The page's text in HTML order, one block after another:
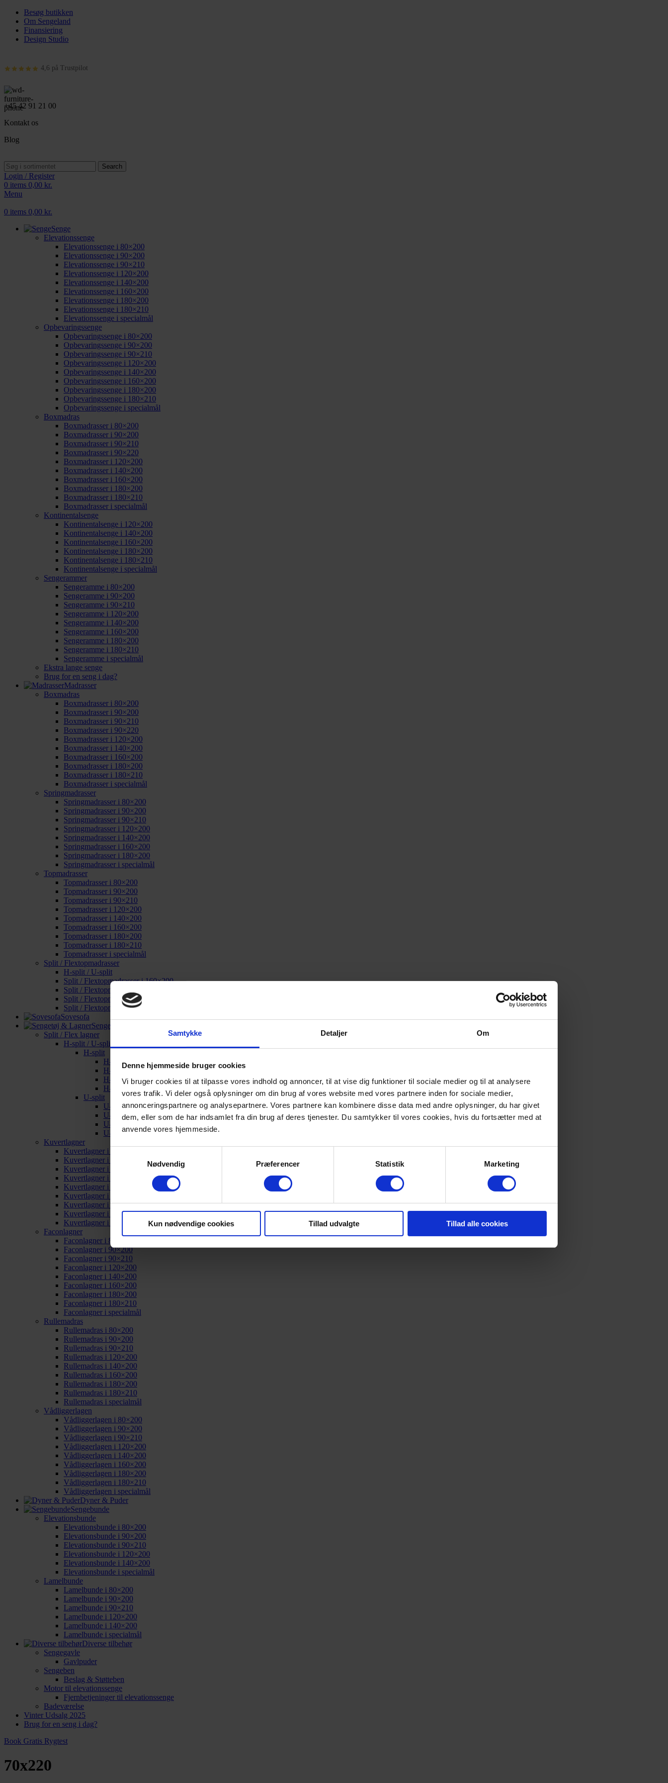
Samtykke Detaljer Om
Denne hjemmeside bruger cookies
Vi bruger cookies til at tilpasse vores indhold og annoncer, til at vise dig funktioner til sociale medier og til at analysere
vores trafik. Vi deler også oplysninger om din brug af vores website med vores partnere inden for sociale medier,
annonceringspartnere og analysepartnere. Vores partnere kan kombinere disse data med andre oplysninger, du har givet
dem, eller som de har indsamlet fra din brug af deres tjenester. Du samtykker til vores cookies, hvis du fortsætter med at
anvende vores hjemmeside.
Nødvendig
Præferencer Statistik Marketing
Kun nødvendige cookies Tillad udvalgte Tillad alle cookies
Besøg butikken
Om Sengeland
Finansiering
Design Studio
4,6 på Trustpilot
+45 42 91 21 00
Kontakt os
Blog
Search
Login / Register
0 items 0,00 kr.
Menu
0 items 0,00 kr.
Senge
Elevationssenge
Elevationssenge i 80×200
Elevationssenge i 90×200
Elevationssenge i 90×210
Elevationssenge i 120×200
Elevationssenge i 140×200
Elevationssenge i 160×200
Elevationssenge i 180×200
Elevationssenge i 180×210
Elevationssenge i specialmål
Opbevaringssenge
Opbevaringssenge i 80×200
Opbevaringssenge i 90×200
Opbevaringssenge i 90×210
Opbevaringssenge i 120×200
Opbevaringssenge i 140×200
Opbevaringssenge i 160×200
Opbevaringssenge i 180×200
Opbevaringssenge i 180×210
Opbevaringssenge i specialmål
Boxmadras
Boxmadrasser i 80×200
Boxmadrasser i 90×200
Boxmadrasser i 90×210
Boxmadrasser i 90×220
Boxmadrasser i 120×200
Boxmadrasser i 140×200
Boxmadrasser i 160×200
Boxmadrasser i 180×200
Boxmadrasser i 180×210
Boxmadrasser i specialmål
Kontinentalsenge
Kontinentalsenge i 120×200
Kontinentalsenge i 140×200
Kontinentalsenge i 160×200
Kontinentalsenge i 180×200
Kontinentalsenge i 180×210
Kontinentalsenge i specialmål
Sengerammer
Sengeramme i 80×200
Sengeramme i 90×200
Sengeramme i 90×210
Sengeramme i 120×200
Sengeramme i 140×200
Sengeramme i 160×200
Sengeramme i 180×200
Sengeramme i 180×210
Sengeramme i specialmål
Ekstra lange senge
Brug for en seng i dag?
Madrasser
Boxmadras
Boxmadrasser i 80×200
Boxmadrasser i 90×200
Boxmadrasser i 90×210
Boxmadrasser i 90×220
Boxmadrasser i 120×200
Boxmadrasser i 140×200
Boxmadrasser i 160×200
Boxmadrasser i 180×200
Boxmadrasser i 180×210
Boxmadrasser i specialmål
Springmadrasser
Springmadrasser i 80×200
Springmadrasser i 90×200
Springmadrasser i 90×210
Springmadrasser i 120×200
Springmadrasser i 140×200
Springmadrasser i 160×200
Springmadrasser i 180×200
Springmadrasser i specialmål
Topmadrasser
Topmadrasser i 80×200
Topmadrasser i 90×200
Topmadrasser i 90×210
Topmadrasser i 120×200
Topmadrasser i 140×200
Topmadrasser i 160×200
Topmadrasser i 180×200
Topmadrasser i 180×210
Topmadrasser i specialmål
Split / Flextopmadrasser
H-split / U-split
Split / Flextopmadrasser i 160×200
Split / Flextopmadrasser i 180×200
Split / Flextopmadrasser i 180×210
Split / Flextopmadrasser i specialmål
Sovesofa
Sengetøj & Lagner
Split / Flex lagner
H-split / U-split
H-split
H-split i 160×200
H-split i 180×200
H-split i 180×210
H-split i specialmål
U-split
U-split i 160×200
U-split i 180×200
U-split i 180×210
U-split i specialmål
Kuvertlagner
Kuvertlagner i 80×200
Kuvertlagner i 90×200
Kuvertlagner i 90×210
Kuvertlagner i 120×200
Kuvertlagner i 140×200
Kuvertlagner i 160×200
Kuvertlagner i 180×200
Kuvertlagner i 180×210
Kuvertlagner i specialmål
Faconlagner
Faconlagner i 80×200
Faconlagner i 90×200
Faconlagner i 90×210
Faconlagner i 120×200
Faconlagner i 140×200
Faconlagner i 160×200
Faconlagner i 180×200
Faconlagner i 180×210
Faconlagner i specialmål
Rullemadras
Rullemadras i 80×200
Rullemadras i 90×200
Rullemadras i 90×210
Rullemadras i 120×200
Rullemadras i 140×200
Rullemadras i 160×200
Rullemadras i 180×200
Rullemadras i 180×210
Rullemadras i specialmål
Vådliggerlagen
Vådliggerlagen i 80×200
Vådliggerlagen i 90×200
Vådliggerlagen i 90×210
Vådliggerlagen i 120×200
Vådliggerlagen i 140×200
Vådliggerlagen i 160×200
Vådliggerlagen i 180×200
Vådliggerlagen i 180×210
Vådliggerlagen i specialmål
Dyner & Puder
Sengebunde
Elevationsbunde
Elevationsbunde i 80×200
Elevationsbunde i 90×200
Elevationsbunde i 90×210
Elevationsbunde i 120×200
Elevationsbunde i 140×200
Elevationsbunde i specialmål
Lamelbunde
Lamelbunde i 80×200
Lamelbunde i 90×200
Lamelbunde i 90×210
Lamelbunde i 120×200
Lamelbunde i 140×200
Lamelbunde i specialmål
Diverse tilbehør
Sengegavle
Gavlpuder
Sengeben
Beslag & Støtteben
Motor til elevationssenge
Fjernbetjeninger til elevationssenge
Badeværelse
Vinter Udsalg 2025
Brug for en seng i dag?
Book Gratis Rygtest
70x220